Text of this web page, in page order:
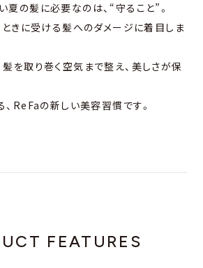
夏の髪に必要なのは、“守ること”。
きに受ける髪へのダメージに着⽬しま
髪を取り巻く空気まで整え、美しさが保
、ReFaの新しい美容習慣です。
FEATURES